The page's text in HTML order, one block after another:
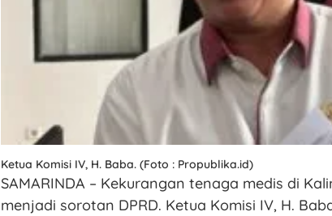
Ketua Komisi IV, H. Baba. (Foto : Propublika.id)
SAMARINDA – Kekurangan tenaga medis di
menjadi sorotan DPRD. Ketua Komisi IV, H.